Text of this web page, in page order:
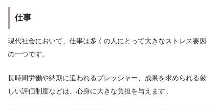
仕事
現代社会において、仕事は多くの人にとって大きなストレス要因
の一つです。
長時間労働や納期に追われるプレッシャー、成果を求められる厳
しい評価制度などは、心身に大きな負担を与えます。